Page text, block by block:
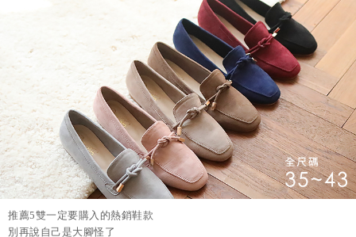
推薦5雙一定要購入的熱銷鞋款
別再說自己是大腳怪了